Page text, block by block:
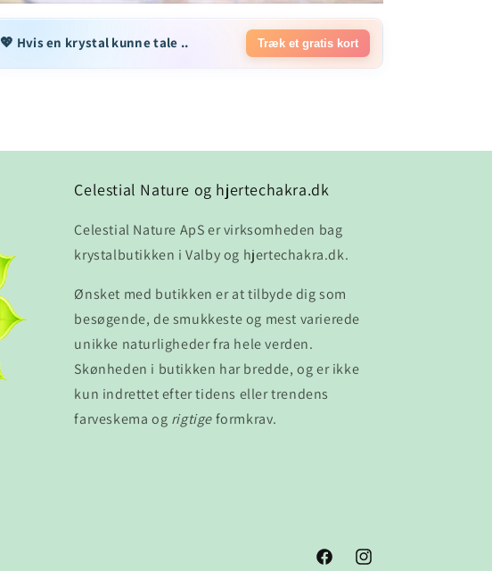
💖 Hvis en krystal kunne tale .. Træk et gratis kort
Celestial Nature og hjertechakra.dk
Celestial Nature ApS er virksomheden bag
krystalbutikken i Valby og hjertechakra.dk.
Ønsket med butikken er at tilbyde dig som
besøgende, de smukkeste og mest varierede
unikke naturligheder fra hele verden.
Skønheden i butikken har bredde, og er ikke
kun indrettet efter tidens eller trendens
farveskema og rigtigeformkrav.
FacebookInstagram